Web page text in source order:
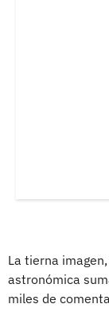
La tierna
astronómica
miles de